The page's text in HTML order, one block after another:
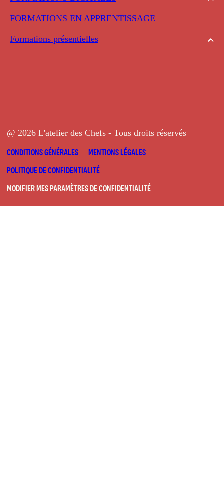
FORMATIONS EN APPRENTISSAGE
Formations présentielles
@ 2026 L'atelier des Chefs - Tous droits réservés
CONDITIONS GÉNÉRALES
MENTIONS LÉGALES
POLITIQUE DE CONFIDENTIALITÉ
MODIFIER MES PARAMÈTRES DE CONFIDENTIALITÉ